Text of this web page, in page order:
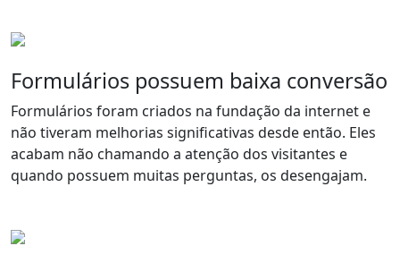
Formulários possuem baixa conversão
Formulários foram criados na fundação da internet e
não tiveram melhorias significativas desde então. Eles
acabam não chamando a atenção dos visitantes e
quando possuem muitas perguntas, os desengajam.